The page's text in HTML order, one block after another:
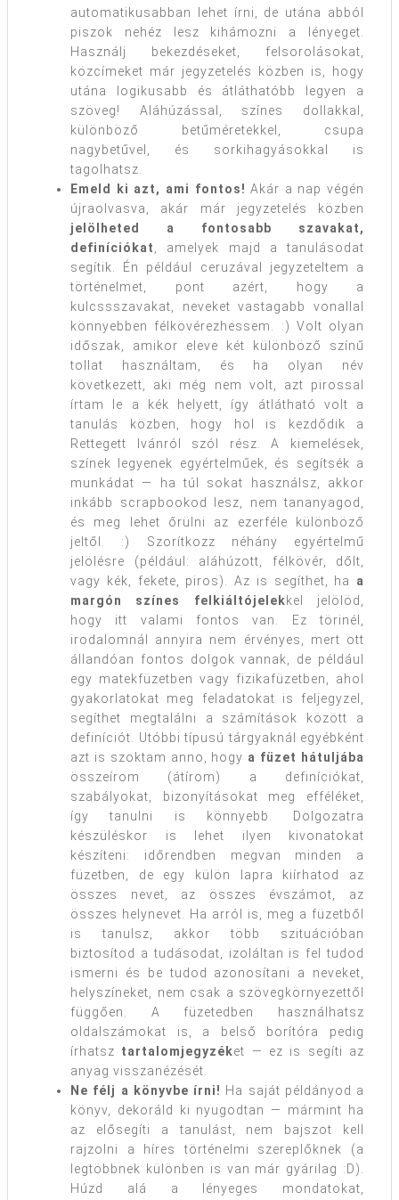
automatikusabban lehet írni, de utána abból
piszok nehéz lesz kihámozni a lényeget.
Használj bekezdéseket, felsorolásokat,
közcímeket már jegyzetelés közben is, hogy
utána logikusabb és átláthatóbb legyen a
szöveg! Aláhúzással, színes dollakkal,
különböző betűméretekkel, csupa
nagybetűvel, és sorkihagyásokkal is
tagolhatsz.
Emeld ki azt, ami fontos! Akár a nap végén
újraolvasva, akár már jegyzetelés közben
jelölheted a fontosabb szavakat,
definíciókat
, amelyek majd a tanulásodat
segítik. Én például ceruzával jegyzeteltem a
történelmet, pont azért, hogy a
kulcssszavakat, neveket vastagabb vonallal
könnyebben félkövérezhessem. :) Volt olyan
időszak, amikor eleve két különböző színű
tollat használtam, és ha olyan név
következett, aki még nem volt, azt pirossal
írtam le a kék helyett, így átlátható volt a
tanulás közben, hogy hol is kezdődik a
Rettegett Ivánról szól rész. A kiemelések,
színek legyenek egyértelműek, és segítsék a
munkádat — ha túl sokat használsz, akkor
inkább scrapbookod lesz, nem tananyagod,
és meg lehet őrülni az ezerféle különböző
jeltől. :) Szorítkozz néhány egyértelmű
jelölésre (például: aláhúzott, félkövér, dőlt,
vagy kék, fekete, piros). Az is segíthet, ha
a
margón színes felkiáltójelekkel jelölöd,
hogy itt valami fontos van. Ez törinél,
irodalomnál annyira nem érvényes, mert ott
állandóan fontos dolgok vannak, de például
egy matekfüzetben vagy fizikafüzetben, ahol
gyakorlatokat meg feladatokat is feljegyzel,
segíthet megtalálni a számítások között a
definíciót. Utóbbi típusú tárgyaknál egyébként
azt is szoktam anno, hogy a füzet hátuljába
összeírom (átírom) a definíciókat,
szabályokat, bizonyításokat meg efféléket,
így tanulni is könnyebb. Dolgozatra
készüléskor is lehet ilyen kivonatokat
készíteni: időrendben megvan minden a
füzetben, de egy külön lapra kiírhatod az
összes nevet, az összes évszámot, az
összes helynevet. Ha arról is, meg a füzetből
is tanulsz, akkor több szituációban
biztosítod a tudásodat, izoláltan is fel tudod
ismerni és be tudod azonosítani a neveket,
helyszíneket, nem csak a szövegkörnyezettől
függően. A füzetedben használhatsz
oldalszámokat is, a belső borítóra pedig
írhatsz tartalomjegyzéket — ez is segíti az
anyag visszanézését.
Ne félj a könyvbe írni! Ha saját példányod a
könyv, dekoráld ki nyugodtan — mármint ha
az elősegíti a tanulást, nem bajszot kell
rajzolni a híres történelmi szereplőknek (a
legtöbbnek különben is van már gyárilag :D).
Húzd alá a lényeges mondatokat,